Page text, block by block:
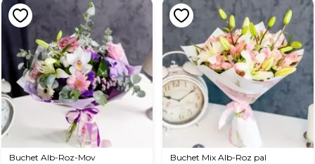
Buchet Alb-Roz-Mov Buchet Mix Alb-Roz pal